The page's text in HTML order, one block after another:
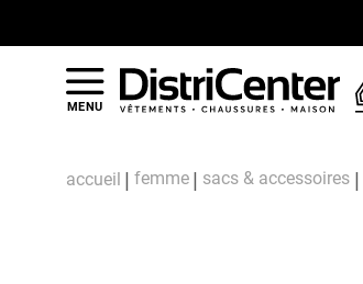
MENU
accueil femme sacs & accessoires